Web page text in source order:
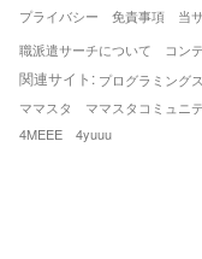
プライバシー 免責事項 当
職派遣サーチについて
コン
関連サイト: プログラミング
ママスタ
ママスタコミュニ
4MEEE
4yuuu